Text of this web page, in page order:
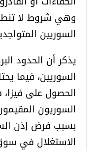
وهي شروط لا
السوريين
يذكر أن الحدود
السوريين، فيما
الحصول على
السوريون
بسبب فرض إذن
الاستغلال في